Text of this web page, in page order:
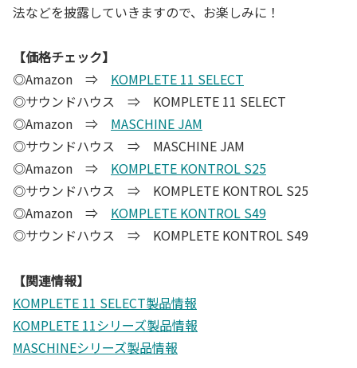
法などを披露していきますので、お楽しみに！
【価格チェック】
◎Amazon ⇒ KOMPLETE 11 SELECT
◎サウンドハウス ⇒ KOMPLETE 11 SELECT
◎Amazon ⇒ MASCHINE JAM
◎サウンドハウス ⇒ MASCHINE JAM
◎Amazon ⇒ KOMPLETE KONTROL S25
◎サウンドハウス ⇒ KOMPLETE KONTROL S25
◎Amazon ⇒ KOMPLETE KONTROL S49
◎サウンドハウス ⇒ KOMPLETE KONTROL S49
【関連情報】
KOMPLETE 11 SELECT製品情報
KOMPLETE 11シリーズ製品情報
MASCHINEシリーズ製品情報